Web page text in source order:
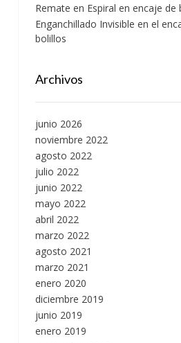
Remate en Espiral en encaje de
Enganchillado Invisible en el
bolillos
Archivos
junio 2026
noviembre 2022
agosto 2022
julio 2022
junio 2022
mayo 2022
abril 2022
marzo 2022
agosto 2021
marzo 2021
enero 2020
diciembre 2019
junio 2019
enero 2019